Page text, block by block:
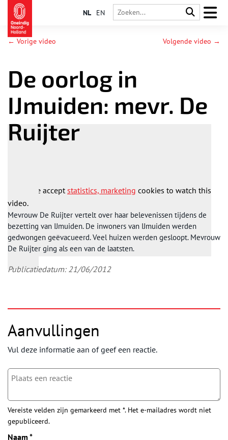
NL EN
← Vorige video Volgende video →
De oorlog in
IJmuiden: mevr. De
Ruijter
Please acceptstatistics, marketing cookies to watch this
video.
Mevrouw De Ruijter vertelt over haar belevenissen tijdens de
bezetting van IJmuiden. De inwoners van IJmuiden werden
gedwongen geëvacueerd. Veel huizen werden gesloopt. Mevrouw
De Ruijter ging als een van de laatsten.
Publicatiedatum: 21/06/2012
Aanvullingen
Vul deze informatie aan of geef een reactie.
Vereiste velden zijn gemarkeerd met *. Het e-mailadres wordt niet
gepubliceerd.
Naam *